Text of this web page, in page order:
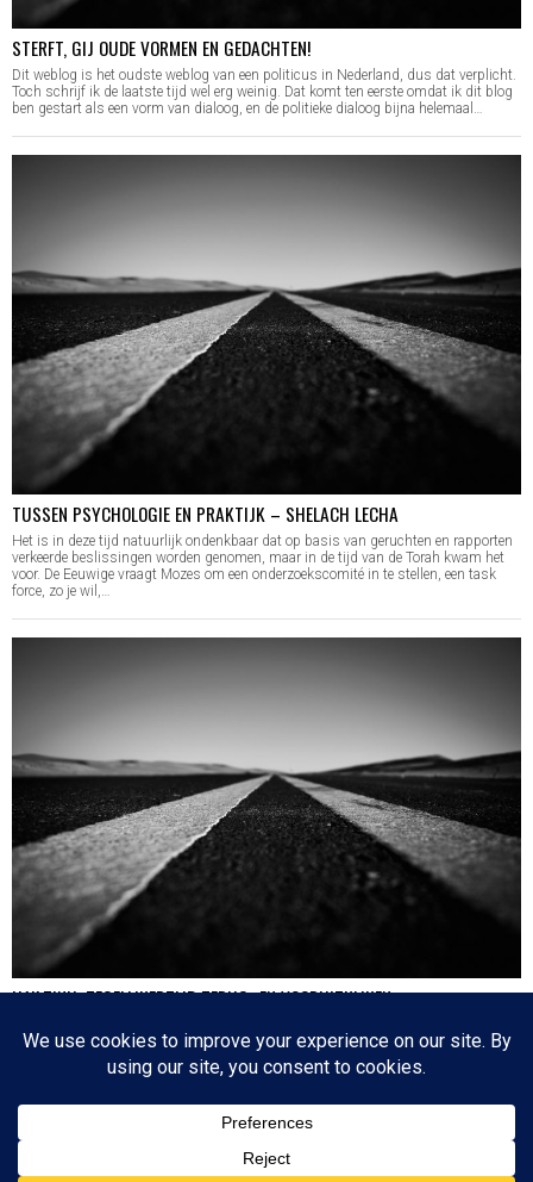
STERFT, GIJ OUDE VORMEN EN GEDACHTEN!
Dit weblog is het oudste weblog van een politicus in Nederland, dus dat verplicht.
Toch schrijf ik de laatste tijd wel erg weinig. Dat komt ten eerste omdat ik dit blog
ben gestart als een vorm van dialoog, en de politieke dialoog bijna helemaal…
TUSSEN PSYCHOLOGIE EN PRAKTIJK – SHELACH LECHA
Het is in deze tijd natuurlijk ondenkbaar dat op basis van geruchten en rapporten
verkeerde beslissingen worden genomen, maar in de tijd van de Torah kwam het
voor. De Eeuwige vraagt Mozes om een onderzoekscomité in te stellen, een task
force, zo je wil,…
HA’AZINU: TEGELIJKERTIJD TERUG- EN VOORUITKIJKEN
oktober 2020 begonnen: de eerste parasja van het jaar. Het zijn dagen die
tegenstrijdige emoties oproepen: aan de ene kant lezen we over de laatste dagen
Since 2003 © All Rights Reserved | Foto's Robbert Baruch tenzij anders vermeld